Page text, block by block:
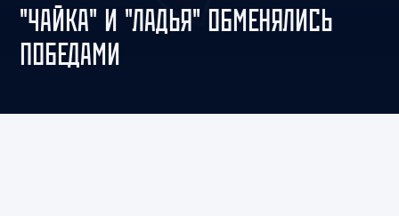
"ЧАЙКА" И "ЛАДЬЯ" ОБМЕНЯЛИСЬ
ПОБЕДАМИ